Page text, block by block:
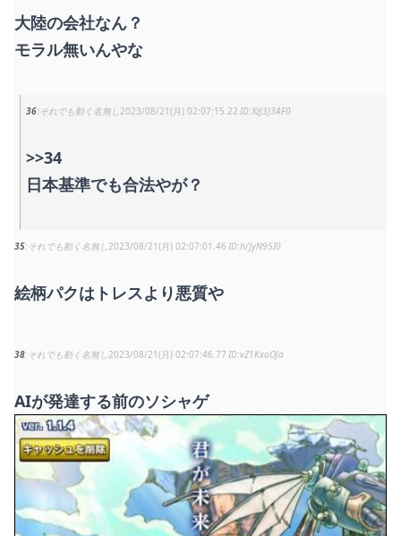
大陸の会社なん？
モラル無いんやな
36 それでも動く名無し2023/08/21(月) 02:07:15.22 XzJ3J3AF0
>>34
日本基準でも合法やが？
35 それでも動く名無し2023/08/21(月) 02:07:01.46 h/JyN95I0
絵柄パクはトレスより悪質や
38 それでも動く名無し2023/08/21(月) 02:07:46.77 vZ1KxoOJa
AIが発達する前のソシャゲ